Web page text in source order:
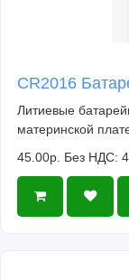
CR2016
Литиевые
материнской
45.00р. Без НДС: